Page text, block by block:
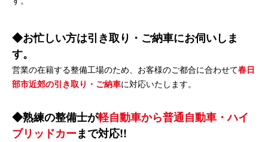
お忙しい方は引き取り・ご納車にお伺いしま
す。
営業の在籍する整備工場のため、お客様のご都合に合わせて春日
部市近郊の引き取り・ご納車に対応いたします。
熟練の整備士が軽自動車から普通自動車・ハイ
ブリッドカーまで対応!!